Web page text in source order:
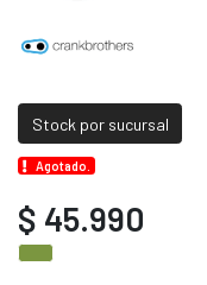
Stock por sucursal
Agotado.
$ 45.990